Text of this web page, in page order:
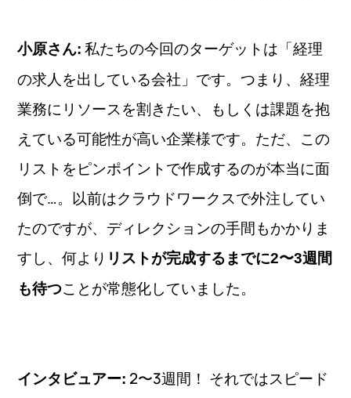
小原さん: 私たちの今回のターゲットは「経理
の求人を出している会社」です。つまり、経理
業務にリソースを割きたい、もしくは課題を抱
えている可能性が高い企業様です。ただ、この
リストをピンポイントで作成するのが本当に面
倒で…。以前はクラウドワークスで外注してい
たのですが、ディレクションの手間もかかりま
すし、何より リストが完成するまでに2〜3週間
も待つことが常態化していました。
インタビュアー: 2〜3週間！ それではスピード